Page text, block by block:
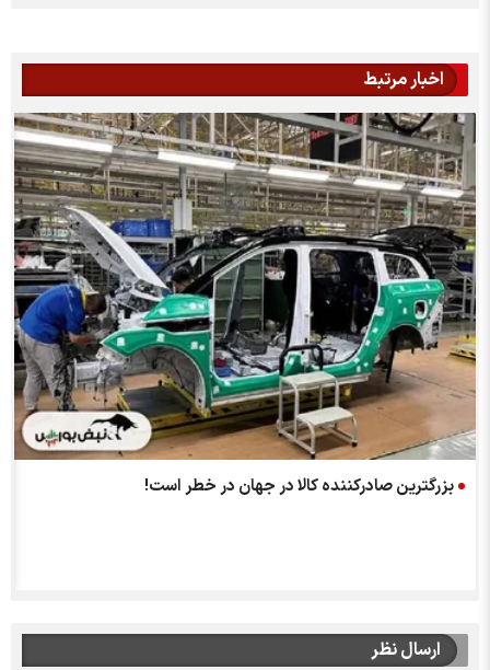
اخبار مرتبط
بزرگترین صادرکننده کالا در جهان در خطر است!
ارسال نظر